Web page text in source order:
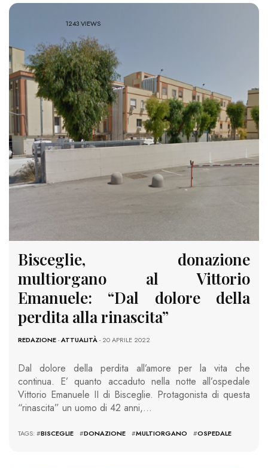
1243 VIEWS
Bisceglie, donazione
multiorgano al Vittorio
Emanuele: “Dal dolore della
perdita alla rinascita”
REDAZIONE-ATTUALITÀ- 20 APRILE 2022
Dal dolore della perdita all’amore per la vita che
continua. E’ quanto accaduto nella notte all’ospedale
Vittorio Emanuele II di Bisceglie. Protagonista di questa
“rinascita” un uomo di 42 anni,…
TAGS: #BISCEGLIE #DONAZIONE #MULTIORGANO #OSPEDALE